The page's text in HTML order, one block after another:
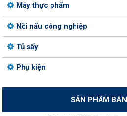
Máy thực phẩm
Nồi nấu công nghiệp
Tủ sấy
Phụ kiện
SẢN PHẨM